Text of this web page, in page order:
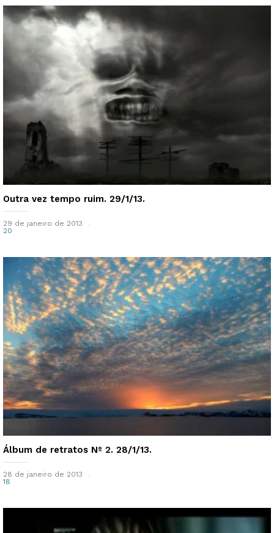
Outra vez tempo ruim. 29/1/13.
29 de janeiro de 2013
20
Álbum de retratos Nº 2. 28/1/13.
28 de janeiro de 2013
18